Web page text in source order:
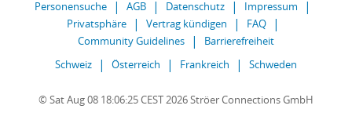
Personensuche AGB Datenschutz
Impressum
Privatsphäre
Vertrag kündigen
FAQ
Community Guidelines
Barrierefreiheit
Schweiz
Österreich Frankreich Schweden
© Sat Aug 08 18:06:25 CEST 2026 Ströer Connections GmbH